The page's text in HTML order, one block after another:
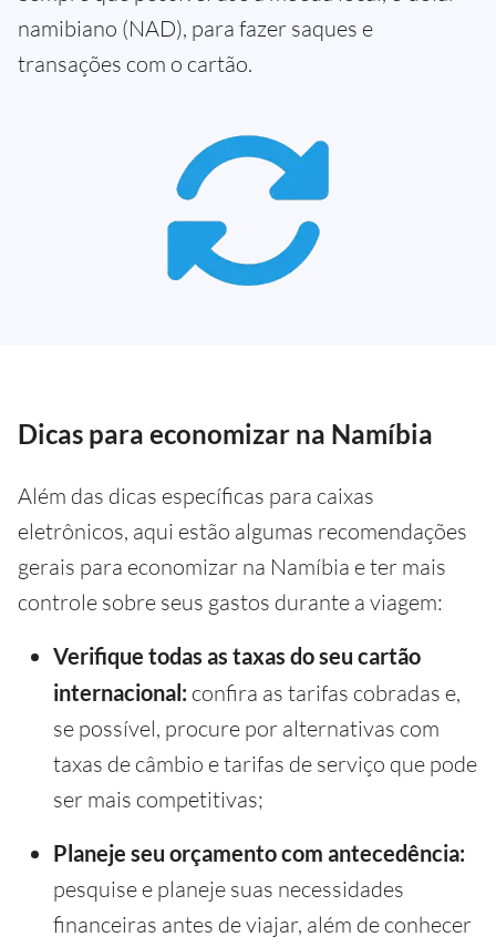
namibiano (NAD), para fazer saques e
transações com o cartão.
Dicas para economizar na Namíbia
Além das dicas específicas para caixas
eletrônicos, aqui estão algumas recomendações
gerais para economizar na Namíbia e ter mais
controle sobre seus gastos durante a viagem:
Verifique todas as taxas do seu cartão
internacional: confira as tarifas cobradas e,
se possível, procure por alternativas com
taxas de câmbio e tarifas de serviço que pode
ser mais competitivas;
Planeje seu orçamento com antecedência:
pesquise e planeje suas necessidades
financeiras antes de viajar, além de conhecer